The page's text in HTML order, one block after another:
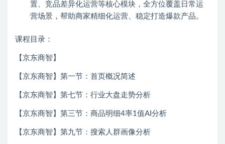
置、竞品差异化运营等核心模块，全方位覆盖日常运
营场景，帮助商家精细化运营、稳定打造爆款产品。
课程目录：
【京东商智】
【京东商智】第一节：首页概况简述
【京东商智】第七节：行业大盘走势分析
【京东商智】第三节：商品明细4率1值AI分析
【京东商智】第九节：搜索人群画像分析